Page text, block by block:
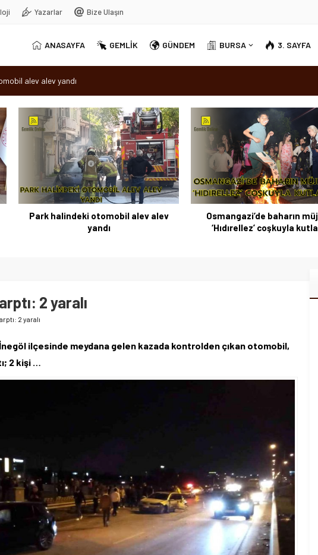
Yazarlar Bize Ulaşın
ANASAYFA GEMLİK GÜNDEM BURSA 3. SAYFA
alev alev yandı
müjdesi ‘Hıdırellez’ coşkuyla kutlandı
çıktı, sırra kadem bastı
“Ortak Akıl” dönemi
Coşkusu
Park halindeki otomobil alev alev
yandı
Osmangazi’de baharın
‘Hıdırellez’ coşkuyla
2 yaralı
2 yaralı
İnegöl ilçesinde meydana gelen kazada kontrolden çıkan otomobil,
2 kişi …